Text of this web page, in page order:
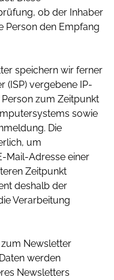
ob der Inhaber
Person den Empfang
speichern wir ferner
(ISP) vergebene IP-
zum Zeitpunkt
sowie
Die
um
Mail-Adresse einer
Zeitpunkt
deshalb der
Verarbeitung
Newsletter
werden
Newsletters